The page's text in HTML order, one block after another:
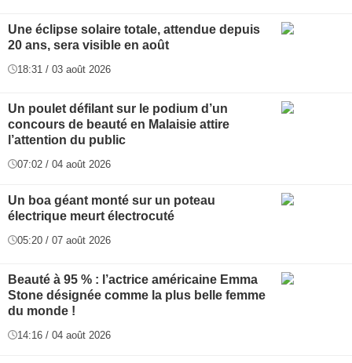
Une éclipse solaire totale, attendue depuis
20 ans, sera visible en août
18:31 / 03 août 2026
Un poulet défilant sur le podium d’un
concours de beauté en Malaisie attire
l’attention du public
07:02 / 04 août 2026
Un boa géant monté sur un poteau
électrique meurt électrocuté
05:20 / 07 août 2026
Beauté à 95 % : l’actrice américaine Emma
Stone désignée comme la plus belle femme
du monde !
14:16 / 04 août 2026